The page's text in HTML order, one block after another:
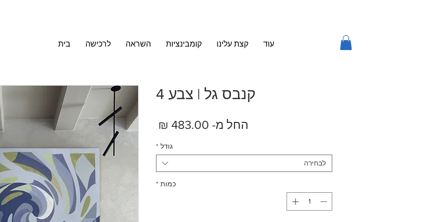
בית לרכישה השראה קומבינציות קצת עלינו עוד
קנבס גל | צבע 4
החל מ- 483.00 ₪
מחיר
מבצע
גודל *
לבחירה
כמות *